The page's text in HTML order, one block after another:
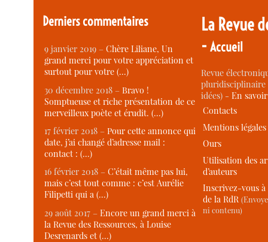
Derniers commentaires
9 janvier 2019 –Chère Liliane, Un
grand merci pour votre appréciation et
surtout pour votre (…)
30 décembre 2018 –Bravo !
Somptueuse et riche présentation de ce
merveilleux poète et érudit. (…)
17 février 2018 –Pour cette annonce qui
date, j’ai changé d’adresse mail :
contact : (…)
16 février 2018 –C’était même pas lui,
mais c’est tout comme : c’est Aurélie
Filipetti qui a (…)
29 août 2017 –Encore un grand merci à
la Revue des Ressources, à Louise
Desrenards et (…)
La Revue
-Accueil
Revue
idées) -En
Contacts
Mentions légales
Ours
Utilisation des
d’auteurs
Inscrivez-vous
de la RdR
ni contenu)